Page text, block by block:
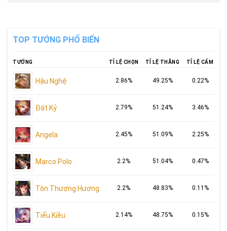
TOP TƯỚNG PHỔ BIẾN
TƯỚNG TỈ LỆ CHỌN TỈ LỆ THẮNG TỈ LỆ CẤM
Hậu Nghệ 2.86% 49.25% 0.22%
Đát Kỷ 2.79% 51.24% 3.46%
Angela 2.45% 51.09% 2.25%
Marco Polo 2.2% 51.04% 0.47%
Tôn Thượng Hương 2.2% 48.83% 0.11%
Tiểu Kiều 2.14% 48.75% 0.15%